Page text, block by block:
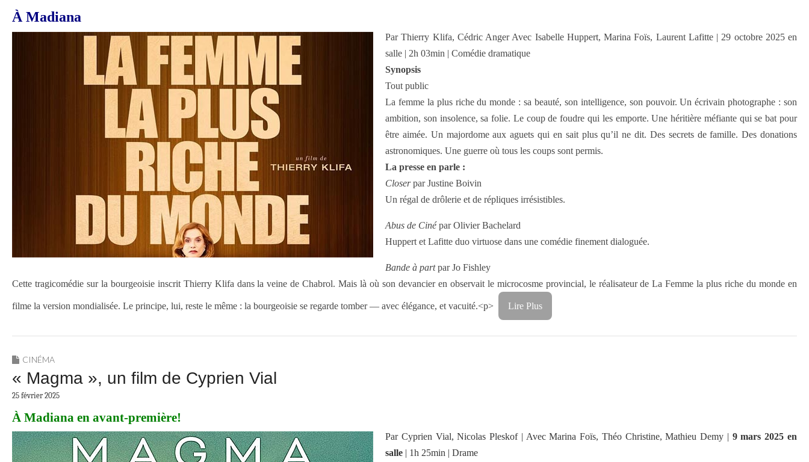
À Madiana
Par Thierry Klifa, Cédric Anger Avec Isabelle Huppert, Marina Foïs, Laurent Lafitte | 29 octobre 2025 en
salle | 2h 03min | Comédie dramatique
Synopsis
Tout public
La femme la plus riche du monde : sa beauté, son intelligence, son pouvoir. Un écrivain photographe : son
ambition, son insolence, sa folie. Le coup de foudre qui les emporte. Une héritière méfiante qui se bat pour
être aimée. Un majordome aux aguets qui en sait plus qu’il ne dit. Des secrets de famille. Des donations
astronomiques. Une guerre où tous les coups sont permis.
La presse en parle :
Closerpar Justine Boivin
Un régal de drôlerie et de répliques irrésistibles.
Abus de Cinépar Olivier Bachelard
Huppert et Lafitte duo virtuose dans une comédie finement dialoguée.
Bande à partpar Jo Fishley
Cette tragicomédie sur la bourgeoisie inscrit Thierry Klifa dans la veine de Chabrol. Mais là où son devancier en observait le microcosme provincial, le réalisateur de La Femme la plus riche du monde en
filme la version mondialisée. Le principe, lui, reste le même : la bourgeoisie se regarde tomber — avec élégance, et vacuité.<p> Lire Plus
CINÉMA
« Magma », un film de Cyprien Vial
25 février 2025
À Madiana en avant-première!
Par Cyprien Vial, Nicolas Pleskof | Avec Marina Foïs, Théo Christine, Mathieu Demy | 9 mars 2025 en
salle | 1h 25min | Drame